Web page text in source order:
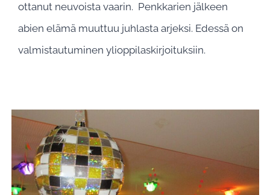
ottanut neuvoista vaarin. Penkkarien jälkeen
abien elämä muuttuu juhlasta arjeksi. Edessä on
valmistautuminen ylioppilaskirjoituksiin.